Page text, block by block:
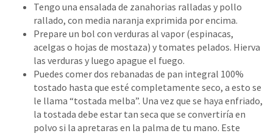
Tengo una ensalada de zanahorias ralladas y pollo
rallado, con media naranja exprimida por encima.
Prepare un bol con verduras al vapor (espinacas,
acelgas o hojas de mostaza) y tomates pelados. Hierva
las verduras y luego apague el fuego.
Puedes comer dos rebanadas de pan integral 100%
tostado hasta que esté completamente seco, a esto se
le llama “tostada melba”. Una vez que se haya enfriado,
la tostada debe estar tan seca que se convertiría en
polvo si la apretaras en la palma de tu mano. Este